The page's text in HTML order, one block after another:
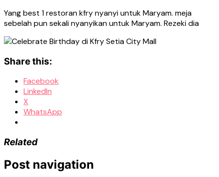
Yang best 1 restoran kfry nyanyi untuk Maryam. meja
sebelah pun sekali nyanyikan untuk Maryam. Rezeki dia
Share this:
Facebook
LinkedIn
X
WhatsApp
Related
Post navigation